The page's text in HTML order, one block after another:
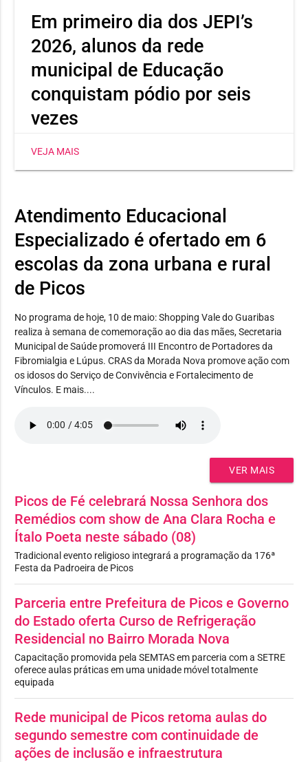
Em primeiro dia dos JEPI’s
2026, alunos da rede
municipal de Educação
conquistam pódio por seis
vezes
Heli Nunes, já conquistou três medalhas, sendo dois
ouros e uma prata. Já a estudante Maria Jhulya
de disco.
VEJA MAIS
Atendimento Educacional
Especializado é ofertado em 6
escolas da zona urbana e rural
de Picos
No programa de hoje, 10 de maio: Shopping Vale do Guaribas
realiza à semana de comemoração ao dia das mães, Secretaria
Municipal de Saúde promoverá III Encontro de Portadores da
Fibromialgia e Lúpus. CRAS da Morada Nova promove ação com
os idosos do Serviço de Convivência e Fortalecimento de
Vínculos. E mais....
VER MAIS
Picos de Fé celebrará Nossa Senhora dos
Remédios com show de Ana Clara Rocha e
Ítalo Poeta neste sábado (08)
Tradicional evento religioso integrará a programação da 176ª
Festa da Padroeira de Picos
Parceria entre Prefeitura de Picos e Governo
do Estado oferta Curso de Refrigeração
Residencial no Bairro Morada Nova
Capacitação promovida pela SEMTAS em parceria com a SETRE
oferece aulas práticas em uma unidade móvel totalmente
equipada
Rede municipal de Picos retoma aulas do
segundo semestre com continuidade de
ações de inclusão e infraestrutura